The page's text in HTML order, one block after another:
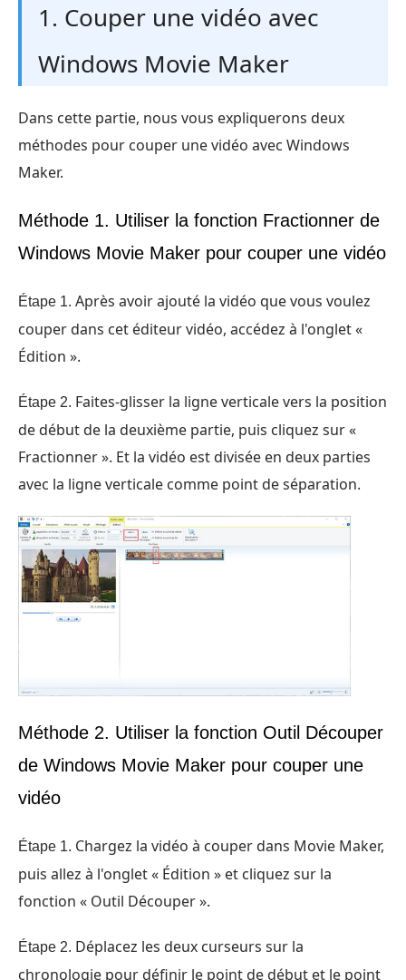
1. Couper une vidéo avec
Windows Movie Maker
Dans cette partie, nous vous expliquerons deux
méthodes pour couper une vidéo avec Windows
Maker.
Méthode 1. Utiliser la fonction Fractionner de
Windows Movie Maker pour couper une vidéo
Étape 1. Après avoir ajouté la vidéo que vous voulez
couper dans cet éditeur vidéo, accédez à l'onglet «
Édition ».
Étape 2. Faites-glisser la ligne verticale vers la position
de début de la deuxième partie, puis cliquez sur «
Fractionner ». Et la vidéo est divisée en deux parties
avec la ligne verticale comme point de séparation.
Méthode 2. Utiliser la fonction Outil Découper
de Windows Movie Maker pour couper une
vidéo
Étape 1. Chargez la vidéo à couper dans Movie Maker,
puis allez à l'onglet « Édition » et cliquez sur la
fonction « Outil Découper ».
Étape 2. Déplacez les deux curseurs sur la
chronologie pour définir le point de début et le point